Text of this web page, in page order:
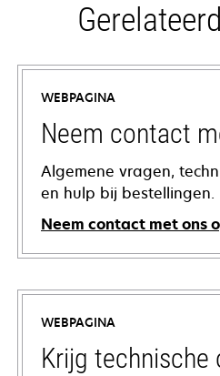
WEBPAGINA
Neem contact
Algemene vragen,
en hulp bij bestellingen.
Neem contact met ons
WEBPAGINA
Krijg technische